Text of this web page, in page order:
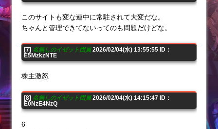
このサイトも変な連中に常駐されて大変だな。
ちゃんと管理できてないってのも問題だけどな。
[7] 名無しのイゼット団員2026/02/04(水) 13:55:55 ID：
E5MzkzNTE
株主激怒
[8] 名無しのイゼット団員2026/02/04(水) 14:15:47 ID：
E0NzE4NzQ
6